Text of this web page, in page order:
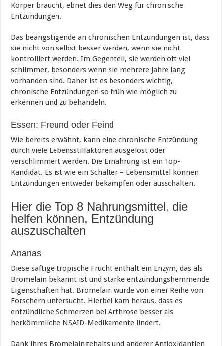
Körper braucht, ebnet dies den Weg für chronische
Entzündungen.
Das beängstigende an chronischen Entzündungen ist, dass
sie nicht von selbst besser werden, wenn sie nicht
kontrolliert werden. Im Gegenteil, sie werden oft viel
schlimmer, besonders wenn sie mehrere Jahre lang
vorhanden sind. Daher ist es besonders wichtig,
chronische Entzündungen so früh wie möglich zu
erkennen und zu behandeln.
Essen: Freund oder Feind
Wie bereits erwähnt, kann eine chronische Entzündung
durch viele Lebensstilfaktoren ausgelöst oder
verschlimmert werden. Die Ernährung ist ein Top-
Kandidat. Es ist wie ein Schalter – Lebensmittel können
Entzündungen entweder bekämpfen oder ausschalten.
Hier die Top 8 Nahrungsmittel, die
helfen können, Entzündung
auszuschalten
Ananas
Diese saftige tropische Frucht enthält ein Enzym, das als
Bromelain bekannt ist und starke entzündungshemmende
Eigenschaften hat. Bromelain wurde von einer Reihe von
Forschern untersucht. Hierbei kam heraus, dass es
entzündliche Schmerzen bei Arthrose besser als
herkömmliche NSAID-Medikamente lindert.
Dank ihres Bromelaingehalts und anderer Antioxidantien